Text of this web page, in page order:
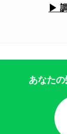
▶
あなた